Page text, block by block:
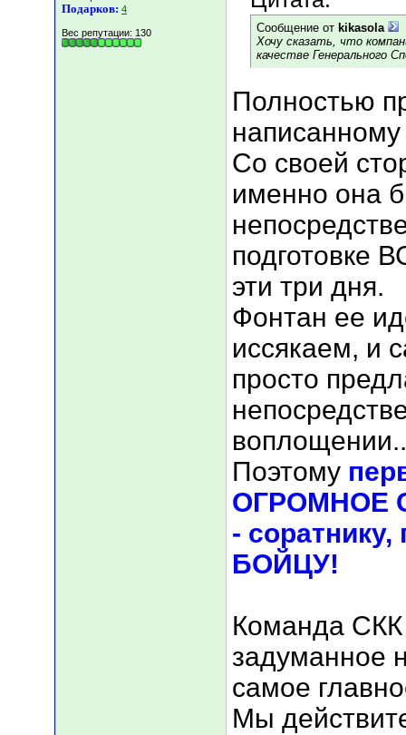
Подарков: 4
Вес репутации: 130 Сообщение от kikasola
Хочу сказать, что
качестве Генерального
Полностью
Со своей
именно она
подготовке
эти три дня.
Фонтан ее
иссякаем, и
просто
Поэтому
ОГРОМНОЕ
-
БОЙЦУ!
Команда СКК
задуманное
самое
Мы